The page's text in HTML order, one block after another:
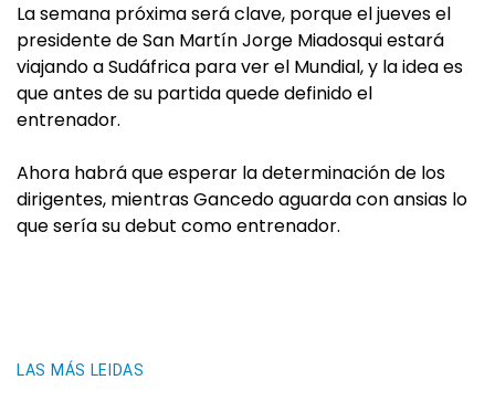
La semana próxima será clave, porque el jueves el
presidente de San Martín Jorge Miadosqui estará
viajando a Sudáfrica para ver el Mundial, y la idea es
que antes de su partida quede definido el
entrenador.
Ahora habrá que esperar la determinación de los
dirigentes, mientras Gancedo aguarda con ansias lo
que sería su debut como entrenador.
LAS MÁS LEIDAS